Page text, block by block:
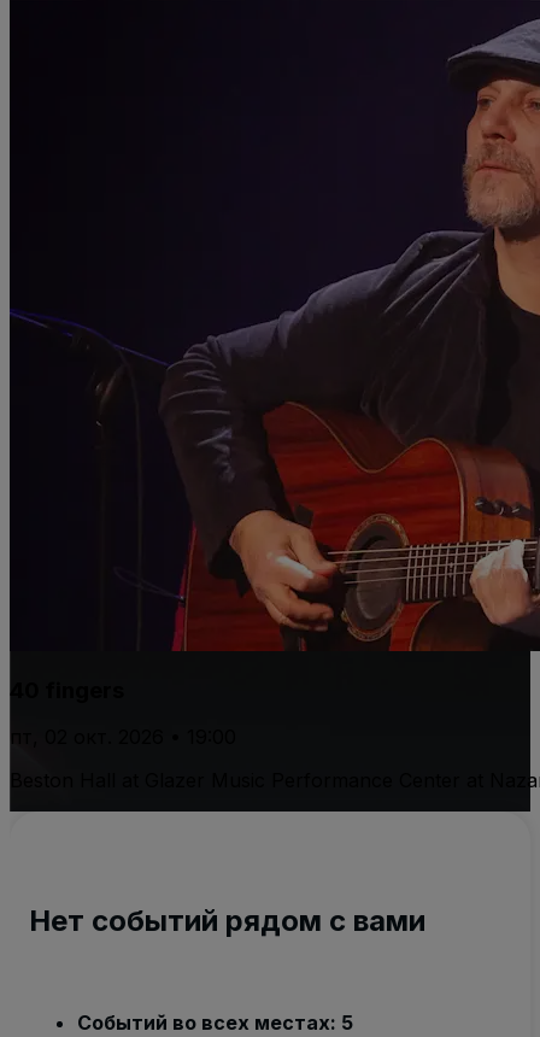
Beston Hall at Glazer Music Performance Center at
Нет событий рядом с вами
Событий во всех местах: 5